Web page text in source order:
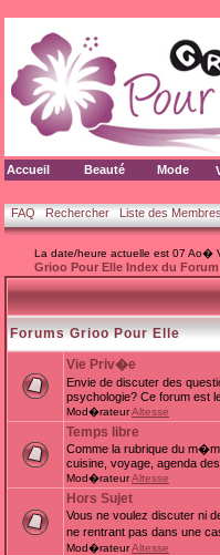
Accueil Beauté Mode
FAQ Rechercher Liste des Membres
La date/heure actuelle est 07 Ao�
Grioo Pour Elle Index du Forum
Forums Grioo Pour Elle
Vie Priv�e
Envie de discuter des
psychologie? Ce forum est
Mod�rateurAltesse
Temps libre
Comme la rubrique du
cuisine, voyage, agenda des
Mod�rateurAltesse
Hors Sujet
Vous ne voulez discuter ni
ne rentrant pas dans une
Mod�rateurAltesse